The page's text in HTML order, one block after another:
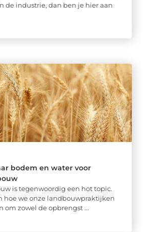
de industrie, dan ben je hier aan
bodem en water voor
is tegenwoordig een hot topic.
hoe we onze landbouwpraktijken
om zowel de opbrengst ...